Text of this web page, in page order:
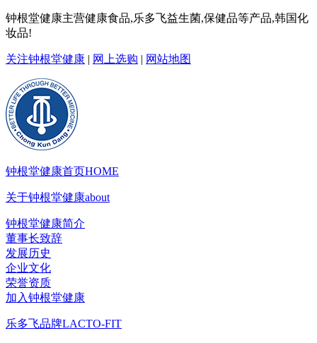
钟根堂健康主营健康食品,乐多飞益生菌,保健品等产品,韩国化
妆品!
关注钟根堂健康 | 网上选购 | 网站地图
钟根堂健康首页HOME
关于钟根堂健康about
钟根堂健康简介
董事长致辞
发展历史
企业文化
荣誉资质
加入钟根堂健康
乐多飞品牌LACTO-FIT